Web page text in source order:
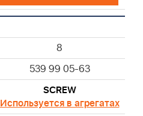
8
539 99 05-63
SCREW
Используется в агрегатах